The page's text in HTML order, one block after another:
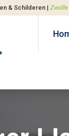
& Schilderen |